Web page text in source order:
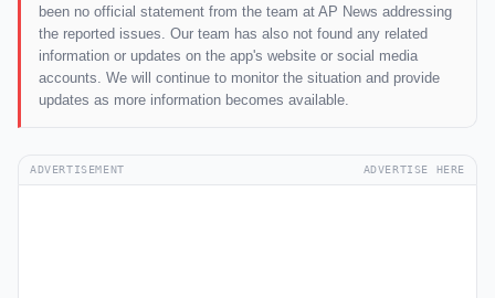
been no official statement from the team at AP News addressing
the reported issues. Our team has also not found any related
information or updates on the app's website or social media
accounts. We will continue to monitor the situation and provide
updates as more information becomes available.
ADVERTISEMENT ADVERTISE HERE